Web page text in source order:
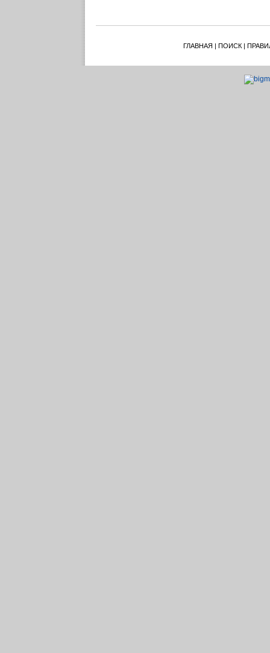
ГЛАВНАЯ | ПОИСК|